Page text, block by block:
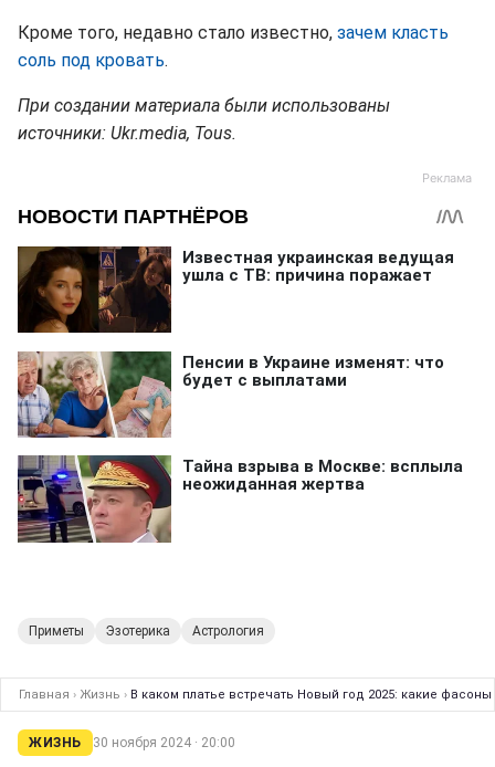
Кроме того, недавно стало известно, зачем класть
соль под кровать.
При создании материала были использованы
источники: Ukr.media, Tous.
Приметы Эзотерика Астрология
Главная › Жизнь › В каком платье встречать Новый год 2025: какие
ЖИЗНЬ 30 ноября 2024 · 20:00